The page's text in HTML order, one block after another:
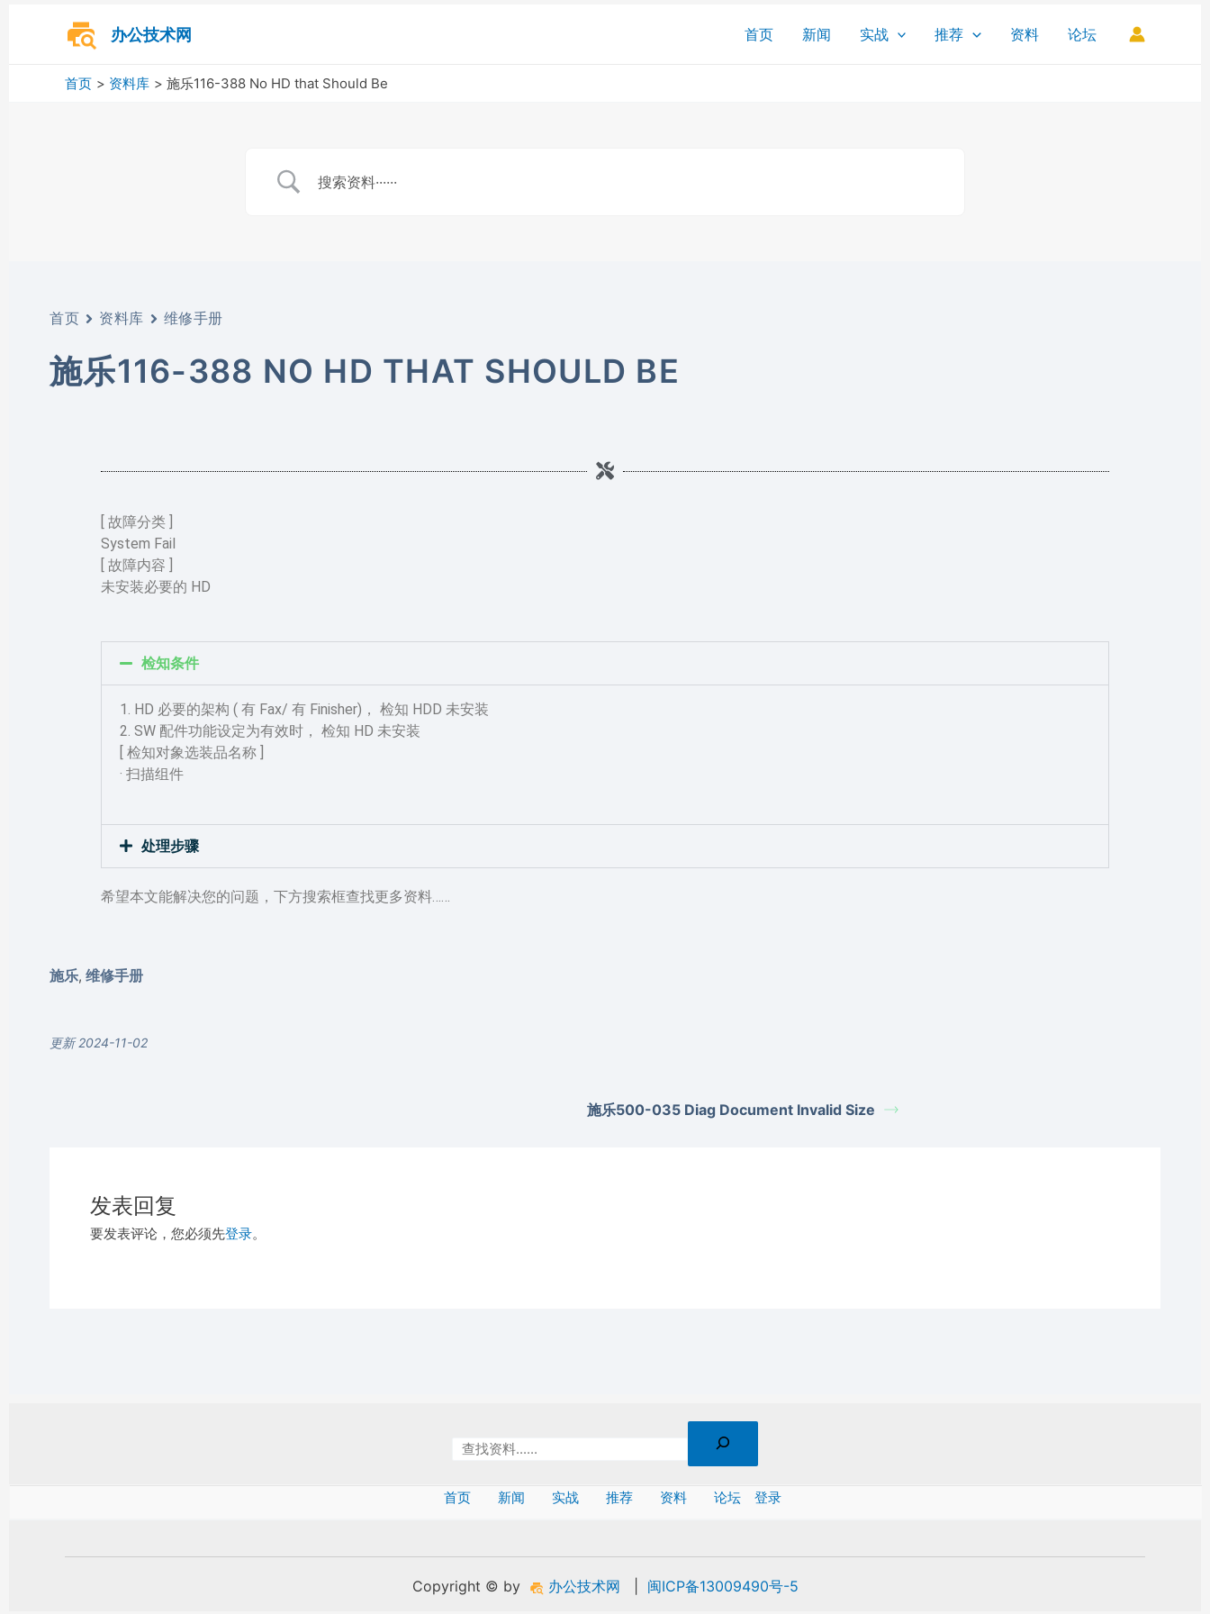
办公技术网 首页 新闻 实战 推荐 资料 论坛
首页 资料库 施乐116-388 No HD that Should Be
首页 资料库 维修手册
施乐116-388 NO HD THAT SHOULD BE
[ 故障分类 ]
System Fail
[ 故障内容 ]
未安装必要的 HD
检知条件
1. HD 必要的架构 ( 有 Fax/ 有 Finisher)， 检知 HDD 未安装
2. SW 配件功能设定为有效时， 检知 HD 未安装
[ 检知对象选装品名称 ]
· 扫描组件
处理步骤
希望本文能解决您的问题，下方搜索框查找更多资料……
施乐, 维修手册
更新 2024-11-02
施乐500-035 Diag Document Invalid Size
发表回复
要发表评论，您必须先登录。
首页 新闻 实战 推荐 资料 论坛 登录
Copyright © by 办公技术网 闽ICP备13009490号-5